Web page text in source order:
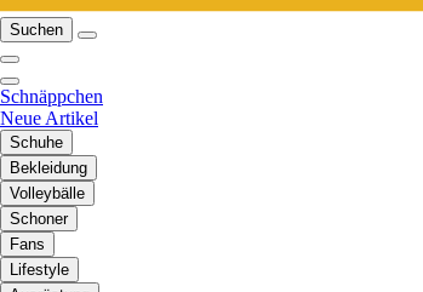
Suchen
Schnäppchen
Neue Artikel
Schuhe
Bekleidung
Volleybälle
Schoner
Fans
Lifestyle